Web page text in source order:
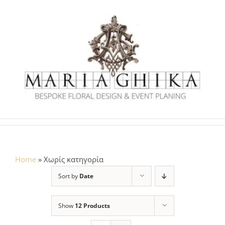
Home » Χωρίς κατηγορία
Sort by Date
Show 12 Products